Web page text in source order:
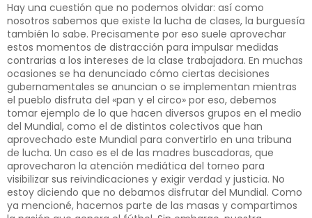
Hay una cuestión que no podemos olvidar: así como
nosotros sabemos que existe la lucha de clases, la burguesía
también lo sabe. Precisamente por eso suele aprovechar
estos momentos de distracción para impulsar medidas
contrarias a los intereses de la clase trabajadora. En muchas
ocasiones se ha denunciado cómo ciertas decisiones
gubernamentales se anuncian o se implementan mientras
el pueblo disfruta del «pan y el circo» por eso, debemos
tomar ejemplo de lo que hacen diversos grupos en el medio
del Mundial, como el de distintos colectivos que han
aprovechado este Mundial para convertirlo en una tribuna
de lucha. Un caso es el de las madres buscadoras, que
aprovecharon la atención mediática del torneo para
visibilizar sus reivindicaciones y exigir verdad y justicia. No
estoy diciendo que no debamos disfrutar del Mundial. Como
ya mencioné, hacemos parte de las masas y compartimos